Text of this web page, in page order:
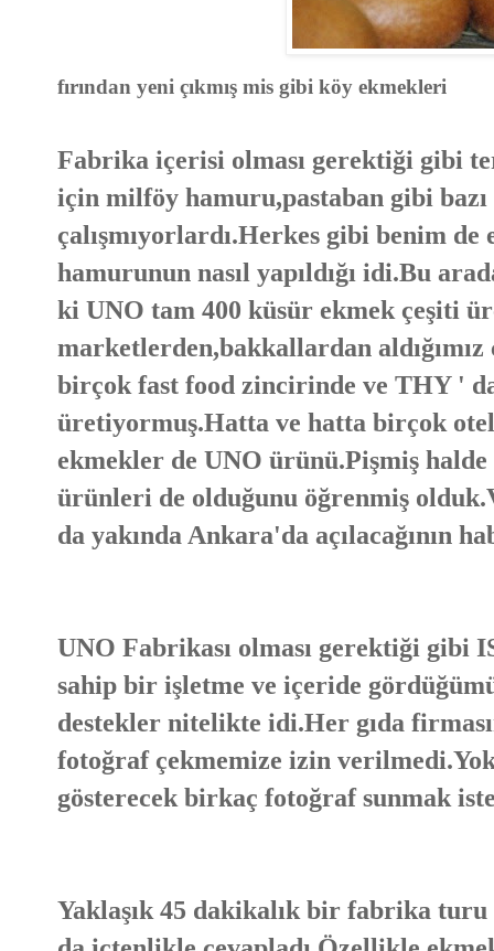
fırından yeni çıkmış mis gibi köy ekmekleri
Fabrika içerisi olması gerektiği gibi
için milföy hamuru,pastaban gibi
çalışmıyorlardı.Herkes gibi benim
hamurunun nasıl yapıldığı idi.Bu
ki UNO tam 400 küsür ekmek çeşiti
marketlerden,bakkallardan
birçok fast food zincirinde ve THY '
üretiyormuş.Hatta ve hatta birçok
ekmekler de UNO ürünü.Pişmiş
ürünleri de olduğunu öğrenmiş
da yakında Ankara'da açılacağının
UNO Fabrikası olması gerektiği gibi
sahip bir işletme ve içeride
destekler nitelikte idi.Her gıda
fotoğraf çekmemize izin
gösterecek birkaç fotoğraf sunmak
Yaklaşık 45 dakikalık bir fabrika turu